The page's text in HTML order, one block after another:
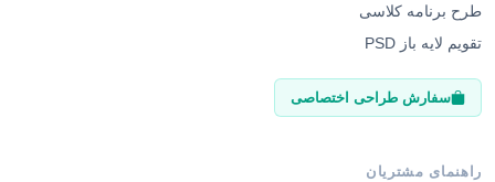
طرح برنامه کلاسی
تقویم لایه باز PSD
سفارش طراحی اختصاصی
راهنمای مشتریان